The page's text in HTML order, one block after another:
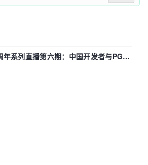
系列直播第六期：中国开发者与PG内
我们贡献了什么？